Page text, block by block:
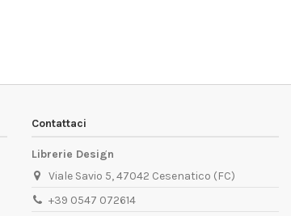
Contattaci
Librerie Design
Viale Savio 5, 47042 Cesenatico (FC)
+39 0547 072614